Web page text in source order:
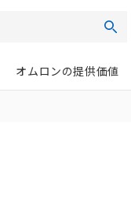
オムロンの提供価値